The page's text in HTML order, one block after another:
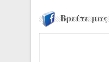
Βρείτε μας